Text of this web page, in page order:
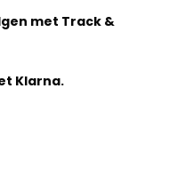
met Track &
Klarna.